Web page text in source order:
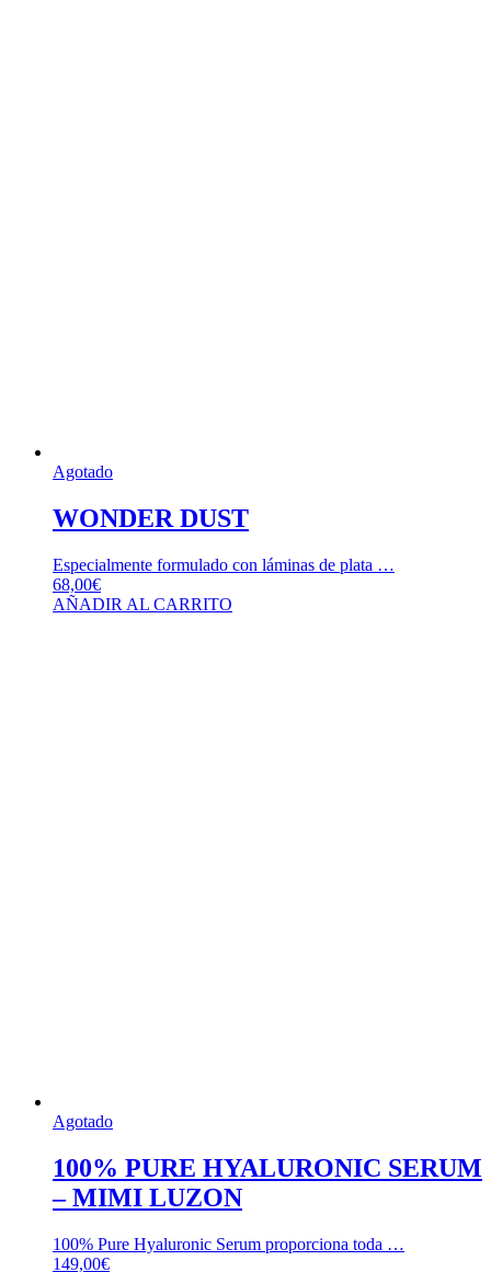
Agotado
WONDER DUST
Especialmente formulado con láminas de plata …
68,00€
AÑADIR AL CARRITO
Agotado
100% PURE HYALURONIC SERUM
– MIMI LUZON
100% Pure Hyaluronic Serum proporciona toda …
149,00€